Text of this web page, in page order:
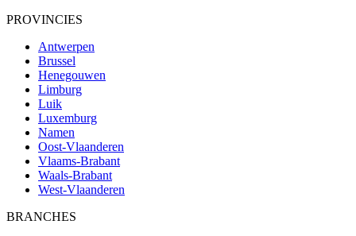
PROVINCIES
Antwerpen
Brussel
Henegouwen
Limburg
Luik
Luxemburg
Namen
Oost-Vlaanderen
Vlaams-Brabant
Waals-Brabant
West-Vlaanderen
BRANCHES